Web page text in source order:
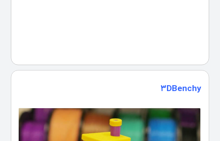
3DBenchy